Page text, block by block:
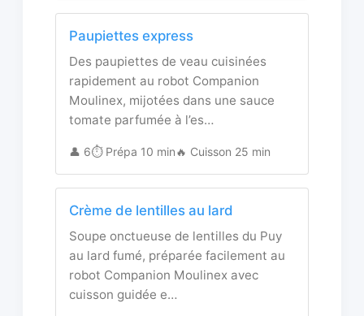
Paupiettes express
Des paupiettes de veau cuisinées
rapidement au robot Companion
Moulinex, mijotées dans une sauce
tomate parfumée à l’es…
👤 6⏱️ Prépa 10 min🔥 Cuisson 25 min
Crème de lentilles au lard
Soupe onctueuse de lentilles du Puy
au lard fumé, préparée facilement au
robot Companion Moulinex avec
cuisson guidée e…